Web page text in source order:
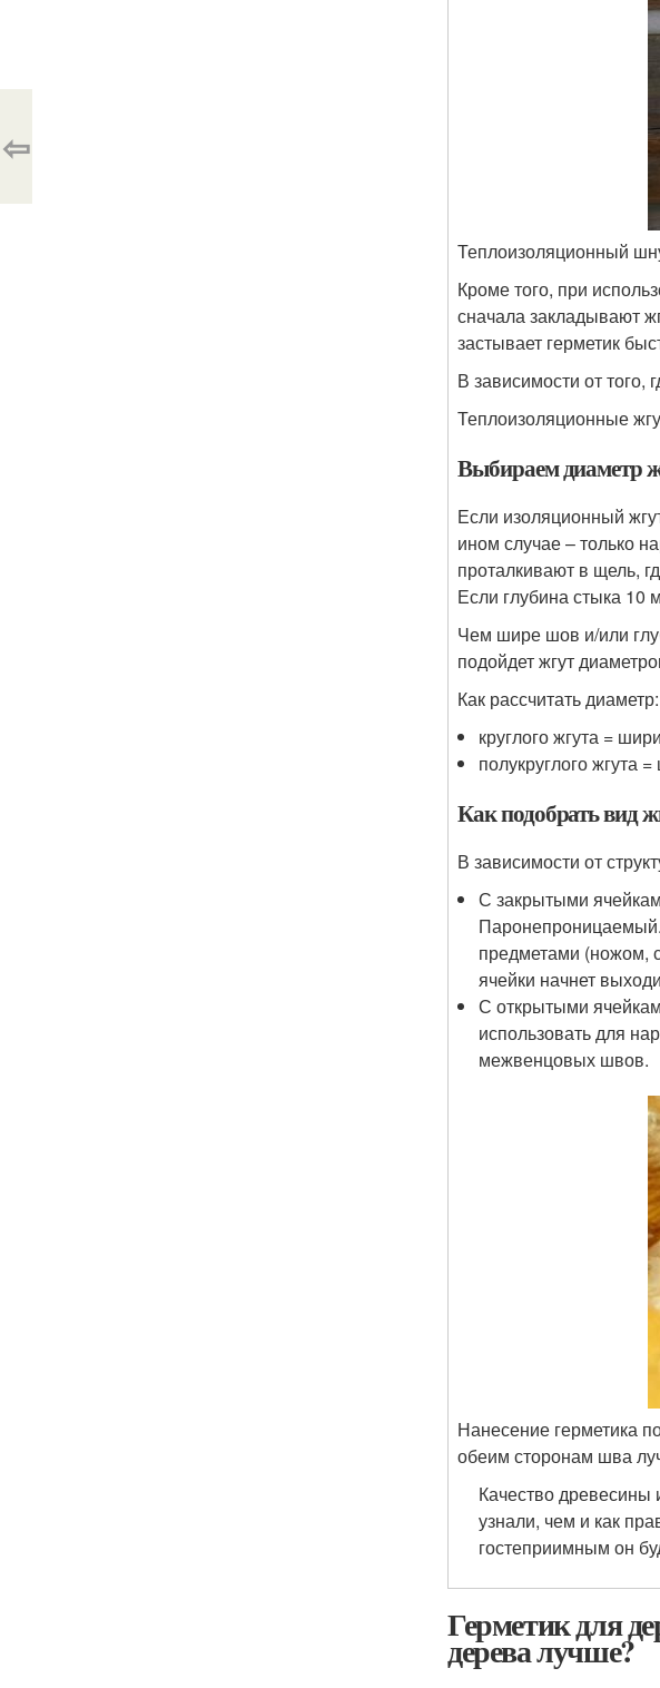
Теплоизоляционный
Кроме того, при
сначала закладывают
застывает герметик
В зависимости от
Теплоизоляционные
Выбираем диаметр
Если изоляционный
ином случае – только
проталкивают в щель,
Если глубина стыка 10
Чем шире шов и/или
подойдет жгут
Как рассчитать диаметр:
круглого жгута =
полукруглого жгута
Как подобрать вид
В зависимости от
С закрытыми
Паронепроницаемый.
предметами (ножом,
ячейки начнет
С открытыми
использовать для
межвенцовых швов.
Нанесение герметика
обеим сторонам шва
Качество древесины
узнали, чем и как
гостеприимным он
Герметик для
дерева лучше?
⇦